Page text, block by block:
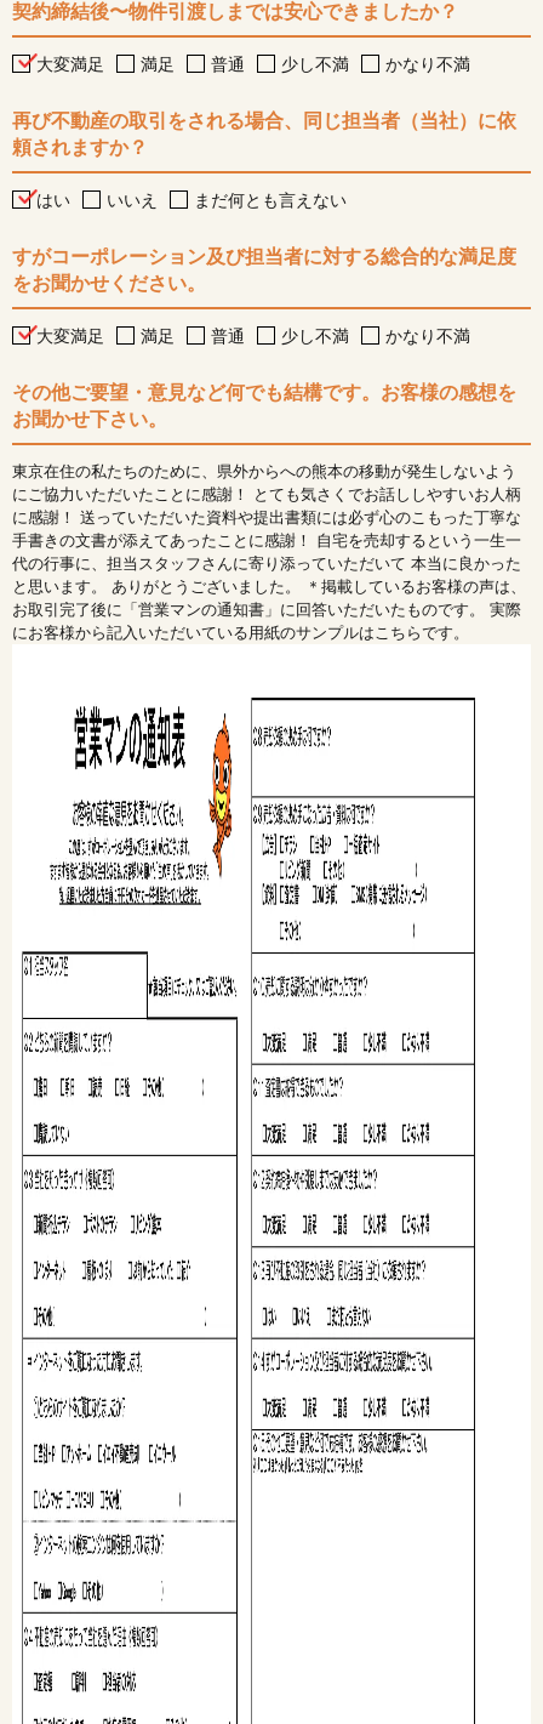
契約締結後〜物件引渡しまでは安心できましたか？
大変満足 満足 普通 少し不満 かなり不満
再び不動産の取引をされる場合、同じ担当者（当社）に依
頼されますか？
はい いいえ まだ何とも言えない
すがコーポレーション及び担当者に対する総合的な満足度
をお聞かせください。
大変満足 満足 普通 少し不満 かなり不満
その他ご要望・意見など何でも結構です。お客様の感想を
お聞かせ下さい。
東京在住の私たちのために、県外からへの熊本の移動が発生しないよう
にご協力いただいたことに感謝！ とても気さくでお話ししやすいお人柄
に感謝！ 送っていただいた資料や提出書類には必ず心のこもった丁寧な
手書きの文書が添えてあったことに感謝！ 自宅を売却するという一生一
代の行事に、担当スタッフさんに寄り添っていただいて 本当に良かった
と思います。 ありがとうございました。 ＊掲載しているお客様の声は、
お取引完了後に「営業マンの通知書」に回答いただいたものです。 実際
にお客様から記入いただいている用紙のサンプルはこちらです。